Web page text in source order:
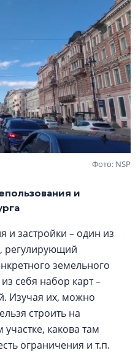
Фото: NSP
и
и застройки – один из
регулирующий
земельного
себя набор карт –
Изучая их, можно
строить на
какова там
ограничения и т.п.